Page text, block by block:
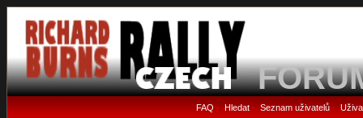
FAQ • Hledat• Seznam uživatelů•